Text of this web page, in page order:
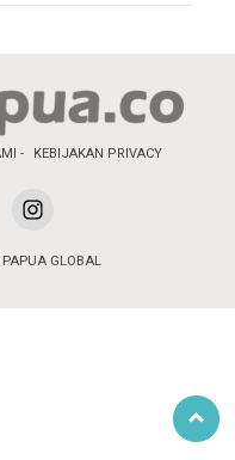
KEBIJAKAN PRIVACY
GLOBAL